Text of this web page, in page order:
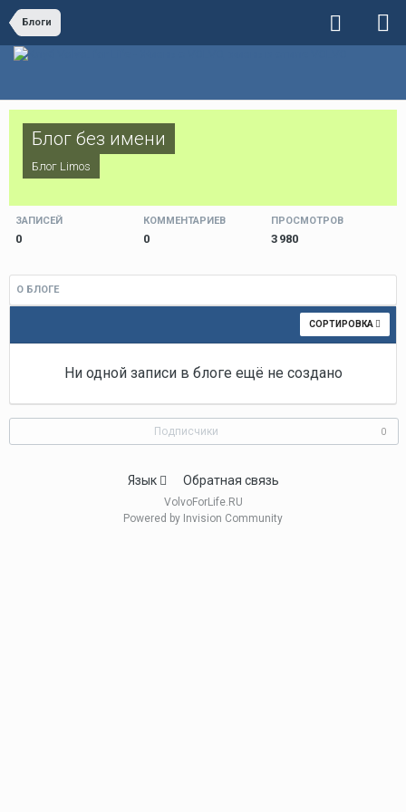
Блоги
Блог без имени
Блог Limos
ЗАПИСЕЙ
0
КОММЕНТАРИЕВ
0
ПРОСМОТРОВ
3 980
О БЛОГЕ
СОРТИРОВКА
Ни одной записи в блоге ещё не создано
Подписчики 0
Язык Обратная связь
VolvoForLife.RU
Powered by Invision Community